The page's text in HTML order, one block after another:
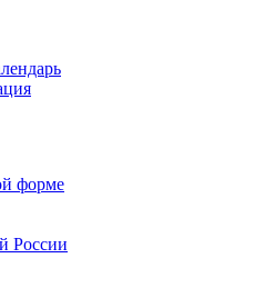
форме
России